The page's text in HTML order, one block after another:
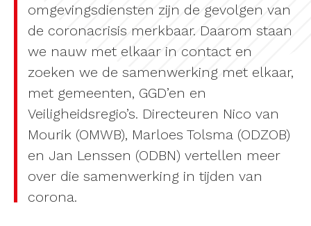
omgevingsdiensten zijn de gevolgen van
de coronacrisis merkbaar. Daarom staan
we nauw met elkaar in contact en
zoeken we de samenwerking met elkaar,
met gemeenten, GGD’en en
Veiligheidsregio’s. Directeuren Nico van
Mourik (OMWB), Marloes Tolsma (ODZOB)
en Jan Lenssen (ODBN) vertellen meer
over die samenwerking in tijden van
corona.